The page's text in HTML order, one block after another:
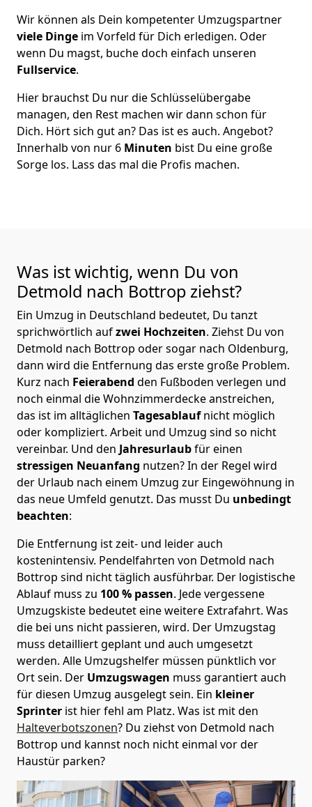
Wir können als Dein kompetenter Umzugspartner
viele Dinge im Vorfeld für Dich erledigen. Oder
wenn Du magst, buche doch einfach unseren
Fullservice.
Hier brauchst Du nur die Schlüsselübergabe
managen, den Rest machen wir dann schon für
Dich. Hört sich gut an? Das ist es auch. Angebot?
Innerhalb von nur 6 Minuten bist Du eine große
Sorge los. Lass das mal die Profis machen.
Was ist wichtig, wenn Du von
Detmold nach Bottrop ziehst?
Ein Umzug in Deutschland bedeutet, Du tanzt
sprichwörtlich aufzwei Hochzeiten. Ziehst Du von
Detmold nach Bottrop oder sogar nach Oldenburg,
dann wird die Entfernung das erste große Problem.
Kurz nach Feierabend den Fußboden verlegen und
noch einmal die Wohnzimmerdecke anstreichen,
das ist im alltäglichen Tagesablaufnicht möglich
oder kompliziert. Arbeit und Umzug sind so nicht
vereinbar. Und den Jahresurlaubfür einen
stressigen Neuanfang nutzen? In der Regel wird
der Urlaub nach einem Umzug zur Eingewöhnung in
das neue Umfeld genutzt. Das musst Du unbedingt
beachten:
Die Entfernung ist zeit- und leider auch
kostenintensiv. Pendelfahrten von Detmold nach
Bottrop sind nicht täglich ausführbar. Der logistische
Ablauf muss zu 100 % passen. Jede vergessene
Umzugskiste bedeutet eine weitere Extrafahrt. Was
die bei uns nicht passieren, wird. Der Umzugstag
muss detailliert geplant und auch umgesetzt
werden. Alle Umzugshelfer müssen pünktlich vor
Ort sein. Der Umzugswagen muss garantiert auch
für diesen Umzug ausgelegt sein. Ein kleiner
Sprinter ist hier fehl am Platz. Was ist mit den
Halteverbotszonen? Du ziehst von Detmold nach
Bottrop und kannst noch nicht einmal vor der
Haustür parken?